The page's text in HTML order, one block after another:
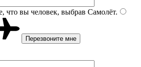
что вы человек, выбрав Самолёт.